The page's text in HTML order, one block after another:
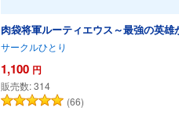
肉袋将軍ルーティエウス～最強の英
サークルひとり
1,100 円
販売数:314
(66)